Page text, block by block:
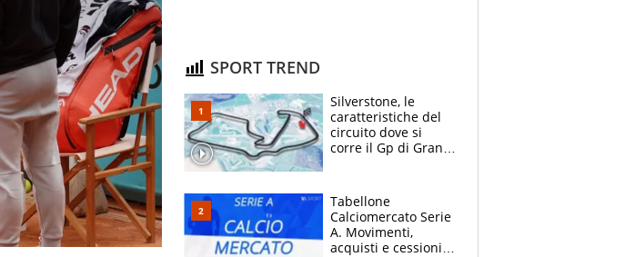
SPORT TREND
Silverstone, le
caratteristiche del
circuito dove si
corre il Gp di Gran
Tabellone
Calciomercato Serie
A. Movimenti,
acquisti e cessioni: